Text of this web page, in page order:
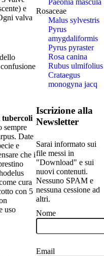
e
valva
tubercoli
sempre
Date
e
che i
cura
con 5
uso
Rosaceae
Malus sylvestris
Pyrus
amygdaliformis
Pyrus pyraster
Rosa canina
Rubus ulmifolius
Crataegus
monogyna jacq
Iscrizione alla
Newsletter
Sarai informato sui
file messi in
"Download" e sui
nuovi contenuti.
Nessuno SPAM e
nessuna cessione ad
altri.
Nome
Email